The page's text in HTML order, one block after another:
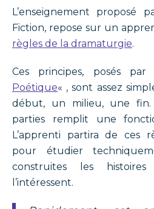
L’enseignement proposé
Fiction, repose sur un
règles de la dramaturgie.
Ces principes, posés
Poétique« , sont assez
début, un milieu, une
parties remplit une
L’apprenti partira de ces
pour étudier
construites les
l’intéressent.